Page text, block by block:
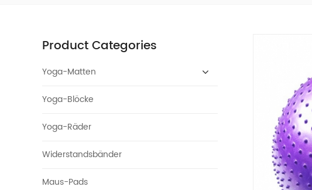
Product Categories
Yoga-Matten
Yoga-Blöcke
Yoga-Räder
Widerstandsbänder
Maus-Pads